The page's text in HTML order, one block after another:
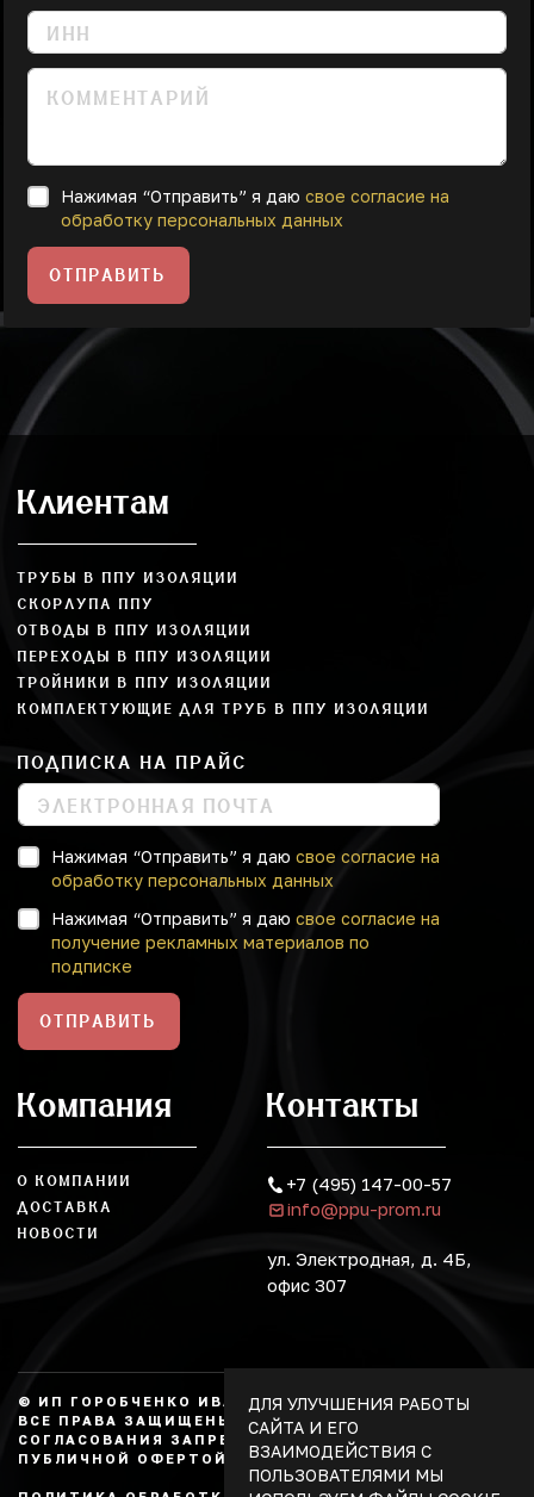
Нажимая “Отправить” я даю свое согласие на
обработку персональных данных
ОТПРАВИТЬ
Клиентам
ТРУБЫ В ППУ ИЗОЛЯЦИИ
СКОРЛУПА ППУ
ОТВОДЫ В ППУ ИЗОЛЯЦИИ
ПЕРЕХОДЫ В ППУ ИЗОЛЯЦИИ
ТРОЙНИКИ В ППУ ИЗОЛЯЦИИ
КОМПЛЕКТУЮЩИЕ ДЛЯ ТРУБ В ППУ ИЗОЛЯЦИИ
ПОДПИСКА НА ПРАЙС
Нажимая “Отправить” я даю свое согласие на
обработку персональных данных
Нажимая “Отправить” я даю свое согласие на
получение рекламных материалов по
подписке
ОТПРАВИТЬ
Компания
О КОМПАНИИ
ДОСТАВКА
НОВОСТИ
Контакты
+7 (495) 147-00-57
info@ppu-prom.ru
ул. Электродная, д. 4Б,
офис 307
© ИП ГОРОБЧЕНКО ИВАН АЛЕКСАНДРОВИЧ, 2026.
ВСЕ ПРАВА ЗАЩИЩЕНЫ, КОПИРОВАНИЕ БЕЗ
СОГЛАСОВАНИЯ ЗАПРЕЩЕНО. НЕ ЯВЛЯЕТСЯ
ПУБЛИЧНОЙ ОФЕРТОЙ.
ДЛЯ УЛУЧШЕНИЯ РАБОТЫ
САЙТА И ЕГО
ВЗАИМОДЕЙСТВИЯ С
ПОЛЬЗОВАТЕЛЯМИ МЫ